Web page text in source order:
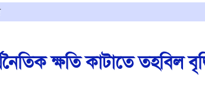
ক্ষতি কাটাতে তহবিল